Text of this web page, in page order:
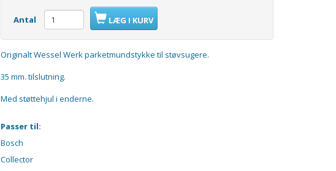
Antal LÆG I KURV
Originalt Wessel Werk parketmundstykke til støvsugere.
35 mm. tilslutning.
Med støttehjul i enderne.
Passer til:
Bosch
Collector